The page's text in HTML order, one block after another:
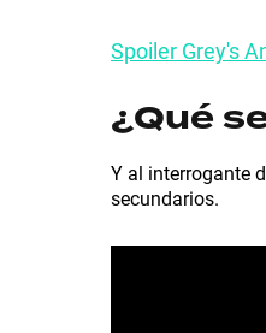
Spoiler Grey's
¿Qué
Y al interrogante
secundarios.